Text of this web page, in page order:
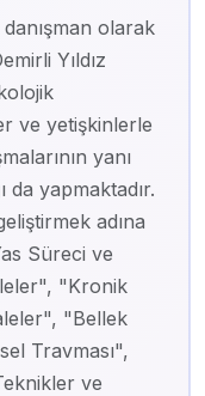
olarak
Yıldız
ve yetişkinlerle
yanı
da yapmaktadır.
adına
Süreci ve
"Kronik
"Bellek
Travması",
ve